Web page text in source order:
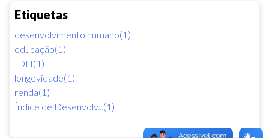
Etiquetas
desenvolvimento humano(1)
educação(1)
IDH(1)
longevidade(1)
renda(1)
Índice de Desenvolv...(1)